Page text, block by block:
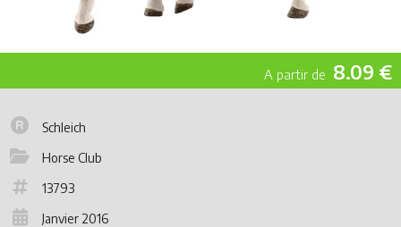
8.09 €
Schleich
Horse Club
13793
Janvier 2016